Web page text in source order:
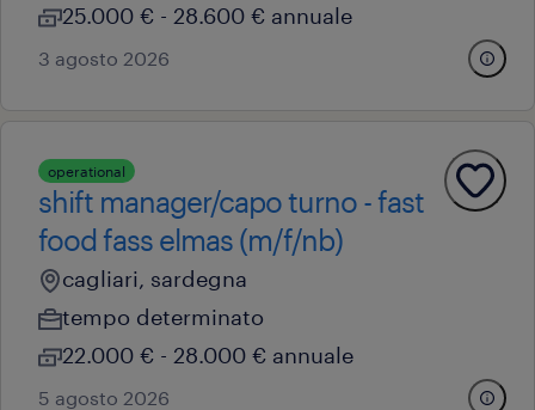
25.000 € - 28.600 € annuale
3 agosto 2026
operational
shift manager/capo turno - fast
food fass elmas (m/f/nb)
cagliari, sardegna
tempo determinato
22.000 € - 28.000 € annuale
5 agosto 2026